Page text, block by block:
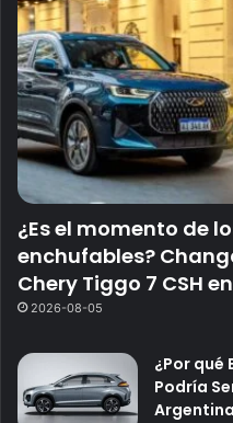
¿Es el momento de
enchufables?
Chery Tiggo 7 CSH
2026-08-05
¿Por qué
Podría